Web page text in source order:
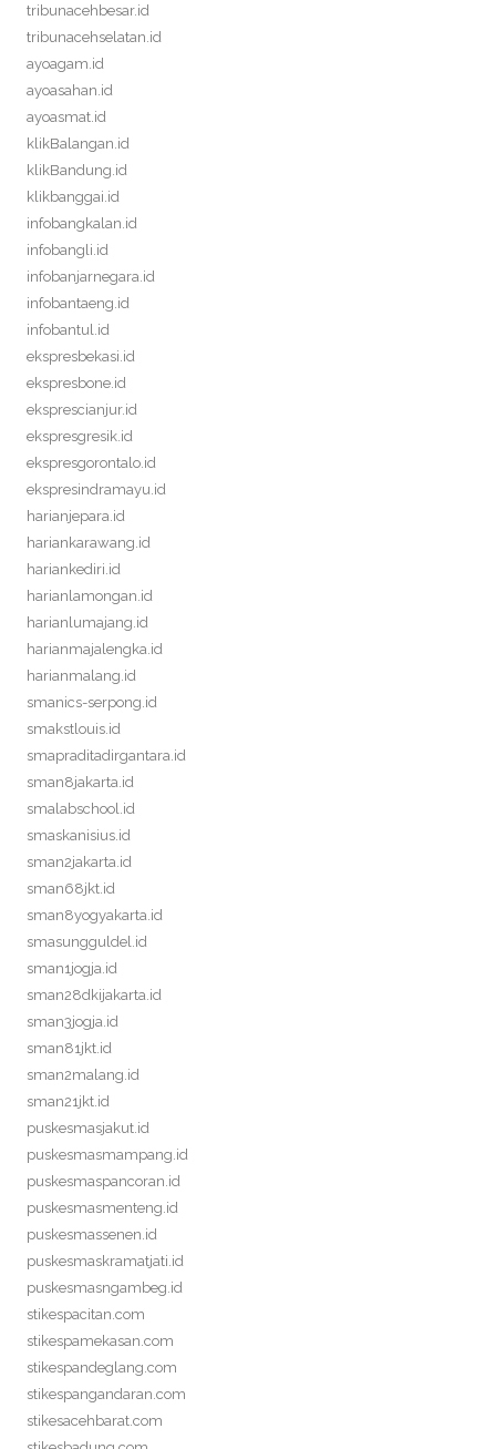
tribunacehbesar.id
tribunacehselatan.id
ayoagam.id
ayoasahan.id
ayoasmat.id
klikBalangan.id
klikBandung.id
klikbanggai.id
infobangkalan.id
infobangli.id
infobanjarnegara.id
infobantaeng.id
infobantul.id
ekspresbekasi.id
ekspresbone.id
eksprescianjur.id
ekspresgresik.id
ekspresgorontalo.id
ekspresindramayu.id
harianjepara.id
hariankarawang.id
hariankediri.id
harianlamongan.id
harianlumajang.id
harianmajalengka.id
harianmalang.id
smanics-serpong.id
smakstlouis.id
smapraditadirgantara.id
sman8jakarta.id
smalabschool.id
smaskanisius.id
sman2jakarta.id
sman68jkt.id
sman8yogyakarta.id
smasungguldel.id
sman1jogja.id
sman28dkijakarta.id
sman3jogja.id
sman81jkt.id
sman2malang.id
sman21jkt.id
puskesmasjakut.id
puskesmasmampang.id
puskesmaspancoran.id
puskesmasmenteng.id
puskesmassenen.id
puskesmaskramatjati.id
puskesmasngambeg.id
stikespacitan.com
stikespamekasan.com
stikespandeglang.com
stikespangandaran.com
stikesacehbarat.com